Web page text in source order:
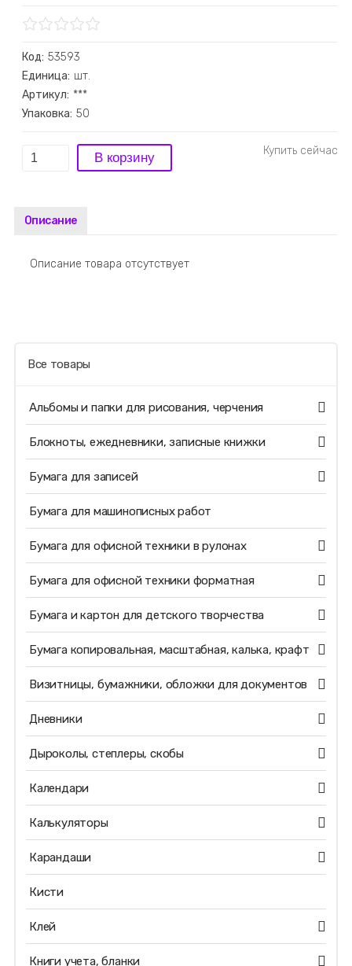
Код: 53593
Единица: шт.
Артикул: ***
Упаковка: 50
Описание
Описание товара отсутствует
Все товары
Альбомы и папки для рисования, черчения
Блокноты, ежедневники, записные книжки
Бумага для записей
Бумага для машинописных работ
Бумага для офисной техники в рулонах
Бумага для офисной техники форматная
Бумага и картон для детского творчества
Бумага копировальная, масштабная, калька, крафт
Визитницы, бумажники, обложки для документов
Дневники
Дыроколы, степлеры, скобы
Календари
Калькуляторы
Карандаши
Кисти
Клей
Книги учета, бланки